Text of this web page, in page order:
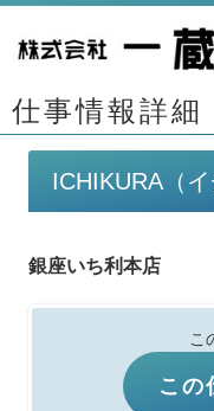
仕事情報詳細
ICHIKURA（イ
銀座いち利本店
こ
この